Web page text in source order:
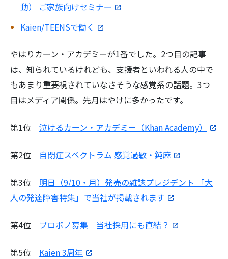
動） ご家族向けセミナー
Kaien/TEENSで働く
やはりカーン・アカデミーが1番でした。2つ目の記事
は、知られているけれども、支援者といわれる人の中で
もあまり重要視されていなさそうな感覚系の話題。3つ
目はメディア関係。先月はやけに多かったです。
第1位 泣けるカーン・アカデミー（Khan Academy）
第2位 自閉症スペクトラム 感覚過敏・鈍麻
第3位 明日（9/10・月）発売の雑誌プレジデント 「大
人の発達障害特集」で当社が掲載されます
第4位 プロボノ募集 当社採用にも直結？
第5位 Kaien 3周年